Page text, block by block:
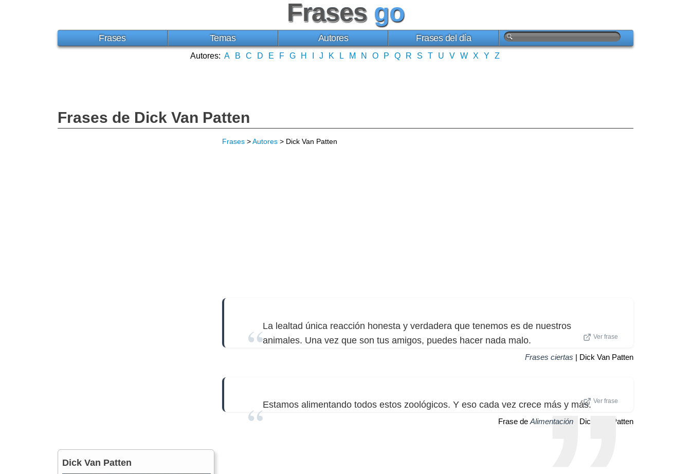
Frases go
Frases Temas Autores Frases del día
Autores: A B C D E F G H J K L M N O P Q R S T U V W X Y Z
Frases de Dick Van Patten
Frases >Autores > Dick Van Patten
La lealtad única reacción honesta y verdadera que tenemos es de nuestros
animales. Una vez que son tus amigos, puedes hacer nada malo.
Ver frase
Frases ciertas | Dick Van Patten
Estamos alimentando todos estos zoológicos. Y eso cada vez crece más y más. Ver frase
Frase de Alimentación | Dick Van Patten
Dick Van Patten